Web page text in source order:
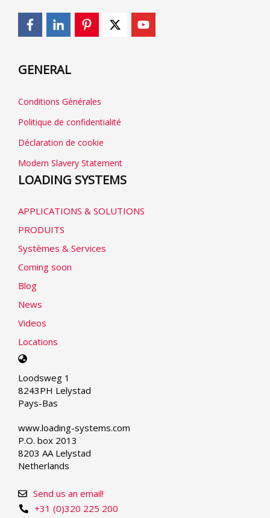
GENERAL
Conditions Générales
Politique de confidentialité
Déclaration de cookie
Modern Slavery Statement
LOADING SYSTEMS
APPLICATIONS & SOLUTIONS
PRODUITS
Systèmes & Services
Coming soon
Blog
News
Videos
Locations
Select
language
Loodsweg 1
8243PH Lelystad
Pays-Bas
www.loading-systems.com
P.O. box 2013
8203 AA Lelystad
Netherlands
+31 (0)320 225 200
Send us an email!